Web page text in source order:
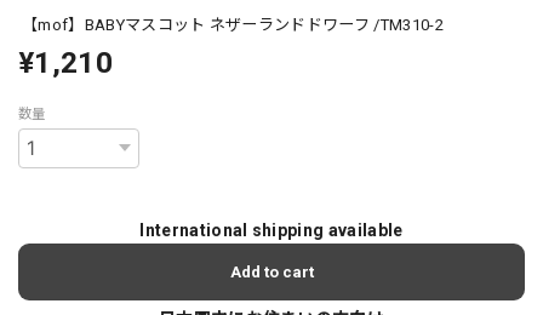
【mof】BABYマスコット ネザーランドドワーフ /TM310-2
¥1,210
数量
International shipping available
Add to cart